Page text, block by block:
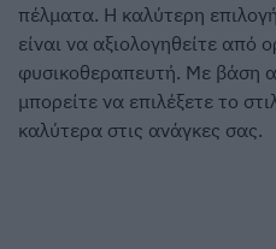
πέλματα. Η καλύτερη
είναι να αξιολογηθείτε από
φυσικοθεραπευτή. Με βάση
μπορείτε να επιλέξετε το
καλύτερα στις ανάγκες σας.